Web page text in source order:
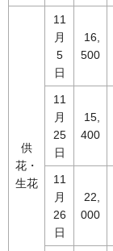
供
花・
生花
11
月
5
日
16,
500
11
月
25
日
15,
400
11
月
26
日
22,
000